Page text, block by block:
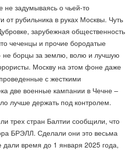
не задумываясь о чьей-то
от рубильника в руках Москвы. Чуть
зарубежная общественность
чеченцы и прочие бородатые
не борцы за землю, волю и лучшую
Москву на этом фоне даже
с жесткими
две военные кампании в Чечне –
лучше держать под контролем.
трех стран Балтии сообщили, что
БРЭЛЛ. Сделали они это весьма
время до 1 января 2025 года,